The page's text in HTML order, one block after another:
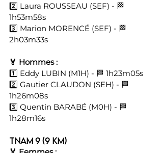
2️⃣ Laura ROUSSEAU (SEF) - 🏁
1h53m58s
3️⃣ Marion MORENCÉ (SEF) - 🏁
2h03m33s
🏅 Hommes :
1️⃣ Eddy LUBIN (M1H) - 🏁 1h23m05s
2️⃣ Gautier CLAUDON (SEH) - 🏁
1h26m08s
3️⃣ Quentin BARABÉ (M0H) - 🏁
1h28m16s
TNAM 9 (9 km)